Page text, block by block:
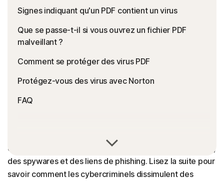
Signes indiquant qu'un PDF contient un virus
Que se passe-t-il si vous ouvrez un fichier PDF
malveillant ?
Comment se protéger des virus PDF
Protégez-vous des virus avec Norton
FAQ
d'autres menaces numériques comme des ransomwares,
des spywares et des liens de phishing. Lisez la suite pour
savoir comment les cybercriminels dissimulent des